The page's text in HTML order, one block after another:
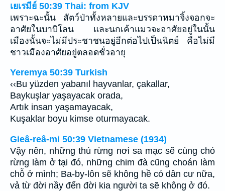
เยเรมีย์ 50:39 Thai: from KJV
เพราะฉะนั้น สัตว์ป่าทั้งหลายและบรรดาหมาจิ้งจอกจะ
อาศัยในบาบิโลน และนกเค้าแมวจะอาศัยอยู่ในนั้น
เมืองนั้นจะไม่มีประชาชนอยู่อีกต่อไปเป็นนิตย์ คือไม่มี
ชาวเมืองอาศัยอยู่ตลอดชั่วอายุ
Yeremya 50:39 Turkish
‹‹Bu yüzden yabanıl hayvanlar, çakallar,
Baykuşlar yaşayacak orada,
Artık insan yaşamayacak,
Kuşaklar boyu kimse oturmayacak.
Gieâ-reâ-mi 50:39 Vietnamese (1934)
Vậy nên, những thú rừng nơi sa mạc sẽ cùng chó
rừng làm ở tại đó, những chim đà cũng choán làm
chỗ ở mình; Ba-by-lôn sẽ không hề có dân cư nữa,
vả từ đời nầy đến đời kia người ta sẽ không ở đó.